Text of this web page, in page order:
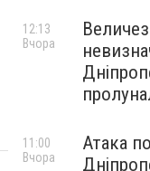
12:13
Вчора
Атака
11:00
Вчора